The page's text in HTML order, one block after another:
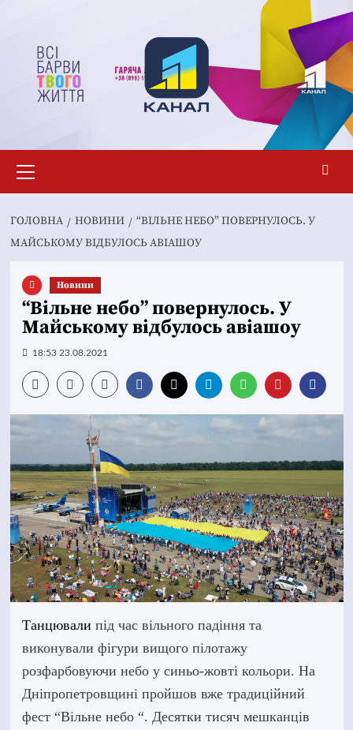
вмісту
меню
ГОЛОВНА НОВИНИ
“ВІЛЬНЕ НЕБО” ПОВЕРНУЛОСЬ. У
МАЙСЬКОМУ ВІДБУЛОСЬ АВІАШОУ
Новини
“Вільне небо” повернулось. У
Майському відбулось авіашоу
18:53 23.08.2021
Танцювали під час вільного падіння та
виконували фігури вищого пілотажу
розфарбовуючи небо у синьо-жовті кольори. На
Дніпропетровщині пройшов вже традиційний
фест “Вільне небо “. Десятки тисяч мешканців